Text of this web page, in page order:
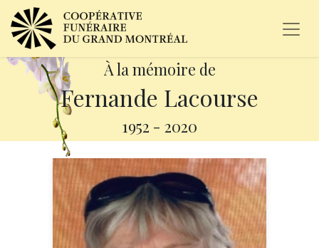
À la mémoire de
Fernande Lacourse
1952 - 2020